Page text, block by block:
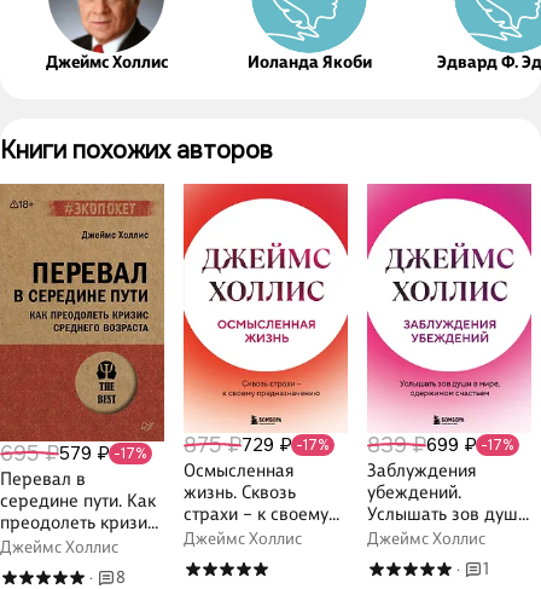
Джеймс Холлис Иоланда Якоби Эдвард Ф.
Книги похожих авторов
695 ₽579 ₽ -17%
Перевал в
середине пути. Как
преодолеть кризис
среднего возраста
Джеймс Холлис
·
8
875 ₽729 ₽ -17%
Осмысленная
жизнь. Сквозь
страхи – к своему
предназначению
Джеймс Холлис
839 ₽699 ₽ -17%
Заблуждения
убеждений.
Услышать зов души
в мире, одержимом
счастьем
Джеймс Холлис
·
1